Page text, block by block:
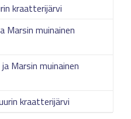
kraatterijärvi
Marsin muinainen
Marsin muinainen
kraatterijärvi